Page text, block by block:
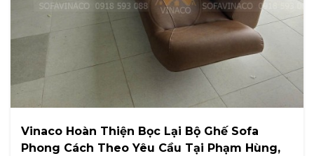
Vinaco Hoàn Thiện Bọc Lại Bộ Ghế Sofa
Phong Cách Theo Yêu Cầu Tại Phạm Hùng,